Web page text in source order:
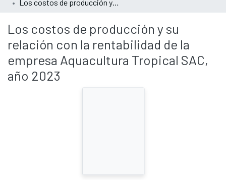
Los costos de producción y su relación con la rentabilidad de la empresa Aquacultura Tropical SAC, año 2023
Los costos de producción y su
relación con la rentabilidad de la
empresa Aquacultura Tropical SAC,
año 2023